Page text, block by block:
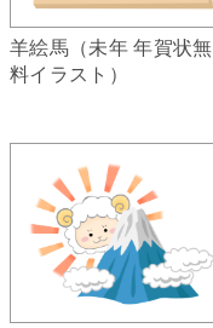
羊絵馬（未年 年賀状無
料イラスト）